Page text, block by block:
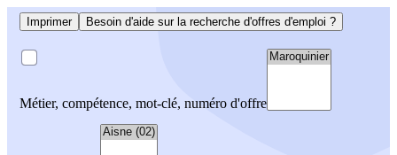
Imprimer Besoin d'aide sur la recherche d'offres d'emploi ?
Métier, compétence, mot-clé, numéro d'offre